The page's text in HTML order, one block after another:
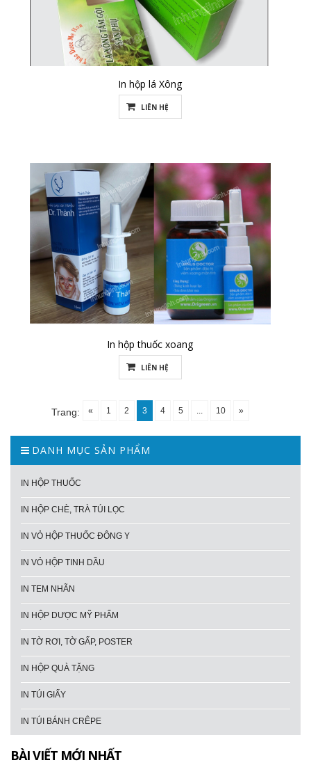
In hộp lá Xông
LIÊN HỆ
In hộp thuốc xoang
LIÊN HỆ
Trang: « 1 2 3 4 5 ... 10 »
DANH MỤC SẢN PHẨM
IN HỘP THUỐC
IN HỘP CHÈ, TRÀ TÚI LỌC
IN VỎ HỘP THUỐC ĐÔNG Y
IN VỎ HỘP TINH DẦU
IN TEM NHÃN
IN HỘP DƯỢC MỸ PHẨM
IN TỜ RƠI, TỜ GẤP, POSTER
IN HỘP QUÀ TẶNG
IN TÚI GIẤY
IN TÚI BÁNH CRÊPE
BÀI VIẾT MỚI NHẤT